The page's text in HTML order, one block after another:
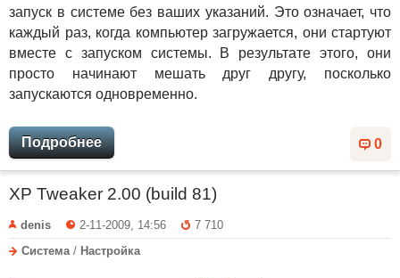
запуск в системе без ваших указаний. Это означает, что
каждый раз, когда компьютер загружается, они стартуют
вместе с запуском системы. В результате этого, они
просто начинают мешать друг другу, посколько
запускаются одновременно.
0
Подробнее
XP Tweaker 2.00 (build 81)
denis 2-11-2009, 14:56
7 710
Система / Настройка